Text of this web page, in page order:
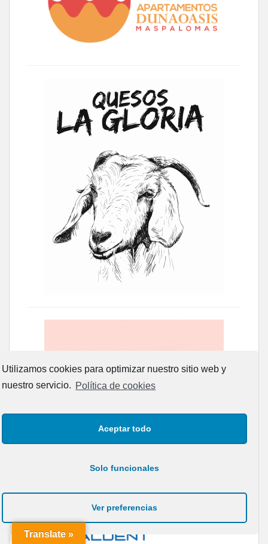
Utilizamos cookies para optimizar nuestro sitio web y
nuestro servicio. Política de cookies
Aceptar todo
Solo funcionales
Ver preferencias
Translate »